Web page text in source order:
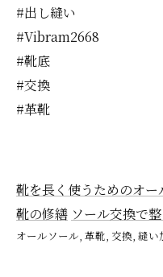
#出し縫い
#Vibram2668
#靴底
#交換
#革靴
靴を長く使うためのオー
靴の修繕 ソール交換で
オールソール 革靴 交換 縫い